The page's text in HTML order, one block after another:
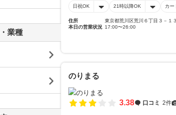
日祝OK 21時以降OK カー
住所
東京都荒川区荒川６丁目３－１３
本日の営業状況 17:00〜26:00
のりまる
3.38 口コミ 2件
業種